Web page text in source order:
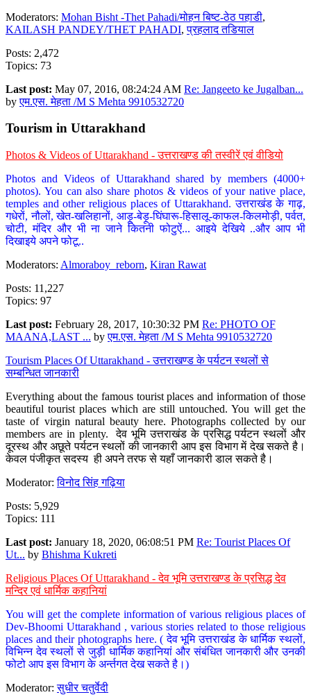
Moderators: Mohan Bisht -Thet Pahadi/मोहन बिष्ट-ठेठ पहाडी,
KAILASH PANDEY/THET PAHADI,प्रहलाद तडियाल
Posts: 2,472
Topics: 73
Last post: May 07, 2016, 08:24:24 AM Re: Jangeeto ke Jugalban...
byएम.एस. मेहता /M S Mehta 9910532720
Tourism in Uttarakhand
Photos & Videos of Uttarakhand - उत्तराखण्ड की तस्वीरें एवं वीडियो
Photos and Videos of Uttarakhand shared by members (4000+
photos). You can also share photos & videos of your native place,
temples and other religious places of Uttarakhand. उत्तराखंड के गाढ़,
गधेरों, नौलों, खेत-खलिहानों, आड़ू-बेड़ू-घिंघारू-हिसालू-काफल-किलमोड़ी, पर्वत,
चोटी, मंदिर और भी ना जाने कितनी फोटुऐं... आइये देखिये ..और आप भी
दिखाइये अपने फोटू..
Moderators: Almoraboy_reborn, Kiran Rawat
Posts: 11,227
Topics: 97
Last post: February 28, 2017, 10:30:32 PM Re: PHOTO OF
MAANA,LAST ... byएम.एस. मेहता /M S Mehta 9910532720
Tourism Places Of Uttarakhand - उत्तराखण्ड के पर्यटन स्थलों से
सम्बन्धित जानकारी
Everything about the famous tourist places and information of those
beautiful tourist places which are still untouched. You will get the
taste of virgin natural beauty here. Photographs collected by our
members are in plenty. देव भूमि उत्तराखंड के प्रसिद्ध पर्यटन स्थलों और
दूरस्थ और अछूते पर्यटन स्थलों की जानकारी आप इस विभाग में देख सकते है।
केवल पंजीकृत सदस्य ही अपने तरफ से यहाँ जानकारी डाल सकते है।
Moderator:विनोद सिंह गढ़िया
Posts: 5,929
Topics: 111
Last post: January 18, 2020, 06:08:51 PM Re: Tourist Places Of
Ut... by Bhishma Kukreti
Religious Places Of Uttarakhand - देव भूमि उत्तराखण्ड के प्रसिद्ध देव
मन्दिर एवं धार्मिक कहानियां
You will get the complete information of various religious places of
Dev-Bhoomi Uttarakhand , various stories related to those religious
places and their photographs here. ( देव भूमि उत्तराखंड के धार्मिक स्थलों,
विभिन्न देव स्थलों से जुड़ी धार्मिक कहानियां और संबंधित जानकारी और उनकी
फोटो आप इस विभाग के अर्न्तगत देख सकते है।)
Moderator:सुधीर चतुर्वेदी